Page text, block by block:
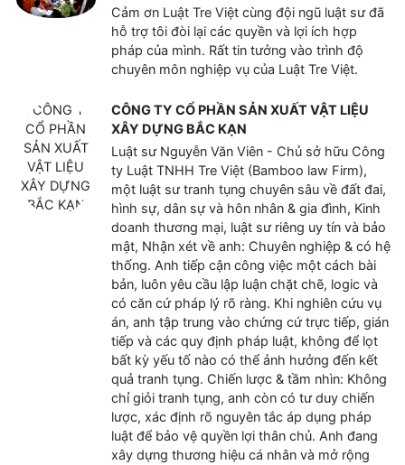
Cảm ơn Luật Tre Việt cùng đội ngũ luật sư đã
hỗ trợ tôi đòi lại các quyền và lợi ích hợp
pháp của mình. Rất tin tưởng vào trình độ
chuyên môn nghiệp vụ của Luật Tre Việt.
CÔNG TY CỔ PHẦN SẢN XUẤT VẬT LIỆU
XÂY DỰNG BẮC KẠN
Luật sư Nguyễn Văn Viên - Chủ sở hữu Công
ty Luật TNHH Tre Việt (Bamboo law Firm),
một luật sư tranh tụng chuyên sâu về đất đai,
hình sự, dân sự và hôn nhân & gia đình, Kinh
doanh thương mại, luật sư riêng uy tín và bảo
mật, Nhận xét về anh: Chuyên nghiệp & có hệ
thống. Anh tiếp cận công việc một cách bài
bản, luôn yêu cầu lập luận chặt chẽ, logic và
có căn cứ pháp lý rõ ràng. Khi nghiên cứu vụ
án, anh tập trung vào chứng cứ trực tiếp, gián
tiếp và các quy định pháp luật, không để lọt
bất kỳ yếu tố nào có thể ảnh hưởng đến kết
quả tranh tụng. Chiến lược & tầm nhìn: Không
chỉ giỏi tranh tụng, anh còn có tư duy chiến
lược, xác định rõ nguyên tắc áp dụng pháp
luật để bảo vệ quyền lợi thân chủ. Anh đang
xây dựng thương hiệu cá nhân và mở rộng